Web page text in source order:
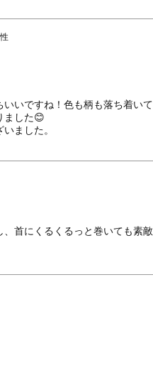
いですね！色も柄も落ち着い
ました😊
ました。
首にくるくるっと巻いても素敵